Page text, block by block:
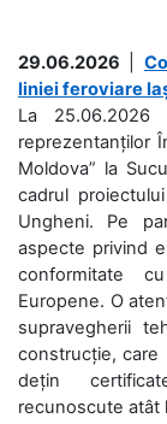
29.06.2026
liniei feroviare
La
reprezentanților
Moldova” la
cadrul
Ungheni. Pe
aspecte privind
conformitate
Europene. O
supravegherii
construcție, care
dețin
recunoscute atât